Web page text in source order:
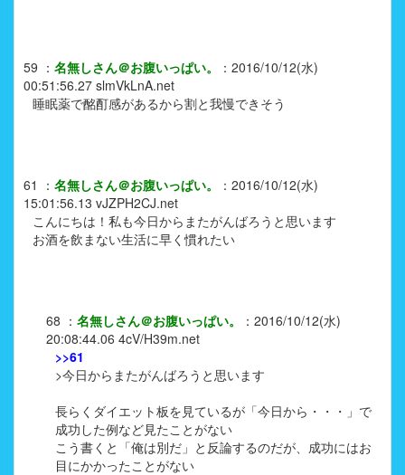
59 ： 名無しさん＠お腹いっぱい。 ： 2016/10/12(水)
00:51:56.27 slmVkLnA.net
睡眠薬で酩酊感があるから割と我慢できそう
61 ： 名無しさん＠お腹いっぱい。 ： 2016/10/12(水)
15:01:56.13 vJZPH2CJ.net
こんにちは！私も今日からまたがんばろうと思います
お酒を飲まない生活に早く慣れたい
68 ： 名無しさん＠お腹いっぱい。 ： 2016/10/12(水)
20:08:44.06 4cV/H39m.net
>>61
>今日からまたがんばろうと思います
長らくダイエット板を見ているが「今日から・・・」で
成功した例など見たことがない
こう書くと「俺は別だ」と反論するのだが、成功にはお
目にかかったことがない